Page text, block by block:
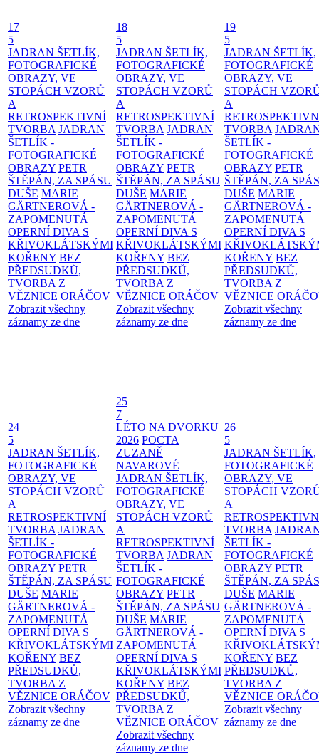
17
5
JADRAN ŠETLÍK,
FOTOGRAFICKÉ
OBRAZY, VE
STOPÁCH VZORŮ
A
RETROSPEKTIVNÍ
TVORBA JADRAN
ŠETLÍK -
FOTOGRAFICKÉ
OBRAZY PETR
ŠTĚPÁN, ZA SPÁSU
DUŠE MARIE
GÄRTNEROVÁ -
ZAPOMENUTÁ
OPERNÍ DIVA S
KŘIVOKLÁTSKÝMI
KOŘENY BEZ
PŘEDSUDKŮ,
TVORBA Z
VĚZNICE ORÁČOV
Zobrazit všechny
záznamy ze dne
18
5
JADRAN ŠETLÍK,
FOTOGRAFICKÉ
OBRAZY, VE
STOPÁCH VZORŮ
A
RETROSPEKTIVNÍ
TVORBA JADRAN
ŠETLÍK -
FOTOGRAFICKÉ
OBRAZY PETR
ŠTĚPÁN, ZA SPÁSU
DUŠE MARIE
GÄRTNEROVÁ -
ZAPOMENUTÁ
OPERNÍ DIVA S
KŘIVOKLÁTSKÝMI
KOŘENY BEZ
PŘEDSUDKŮ,
TVORBA Z
VĚZNICE ORÁČOV
Zobrazit všechny
záznamy ze dne
19
5
JADRAN ŠETLÍK,
FOTOGRAFICKÉ
OBRAZY, VE
STOPÁCH
A
TVORBA
ŠETLÍK -
FOTOGRAFICKÉ
OBRAZY PETR
ŠTĚPÁN, ZA
DUŠE MARIE
GÄRTNEROVÁ -
ZAPOMENUTÁ
OPERNÍ DIVA S
KOŘENY BEZ
PŘEDSUDKŮ,
TVORBA Z
VĚZNICE
Zobrazit všechny
záznamy ze dne
24
5
JADRAN ŠETLÍK,
FOTOGRAFICKÉ
OBRAZY, VE
STOPÁCH VZORŮ
A
RETROSPEKTIVNÍ
TVORBA JADRAN
ŠETLÍK -
FOTOGRAFICKÉ
OBRAZY PETR
ŠTĚPÁN, ZA SPÁSU
DUŠE MARIE
GÄRTNEROVÁ -
ZAPOMENUTÁ
OPERNÍ DIVA S
KŘIVOKLÁTSKÝMI
KOŘENY BEZ
PŘEDSUDKŮ,
TVORBA Z
VĚZNICE ORÁČOV
Zobrazit všechny
záznamy ze dne
25
7
LÉTO NA DVORKU
2026 POCTA
ZUZANĚ
NAVAROVÉ
JADRAN ŠETLÍK,
FOTOGRAFICKÉ
OBRAZY, VE
STOPÁCH VZORŮ
A
RETROSPEKTIVNÍ
TVORBA JADRAN
ŠETLÍK -
FOTOGRAFICKÉ
OBRAZY PETR
ŠTĚPÁN, ZA SPÁSU
DUŠE MARIE
GÄRTNEROVÁ -
ZAPOMENUTÁ
OPERNÍ DIVA S
KŘIVOKLÁTSKÝMI
KOŘENY BEZ
PŘEDSUDKŮ,
TVORBA Z
VĚZNICE ORÁČOV
Zobrazit všechny
záznamy ze dne
26
5
JADRAN ŠETLÍK,
FOTOGRAFICKÉ
OBRAZY, VE
STOPÁCH
A
TVORBA
ŠETLÍK -
FOTOGRAFICKÉ
OBRAZY PETR
ŠTĚPÁN, ZA
DUŠE MARIE
GÄRTNEROVÁ -
ZAPOMENUTÁ
OPERNÍ DIVA S
KOŘENY BEZ
PŘEDSUDKŮ,
TVORBA Z
VĚZNICE
Zobrazit všechny
záznamy ze dne